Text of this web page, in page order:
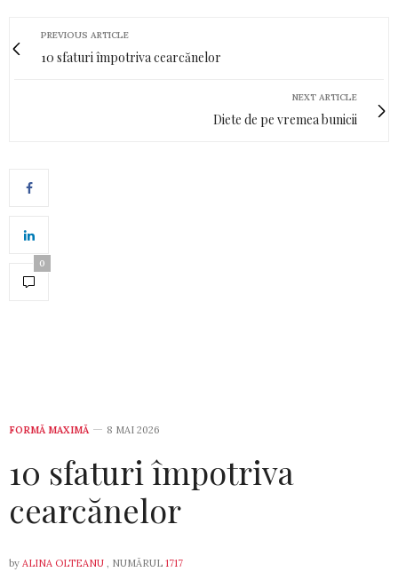
PREVIOUS ARTICLE
10 sfaturi împotriva cearcănelor
NEXT ARTICLE
Diete de pe vremea bunicii
0
FORMĂ MAXIMĂ 8 MAI 2026
10 sfaturi împotriva
cearcănelor
by ALINA OLTEANU , NUMĂRUL 1717